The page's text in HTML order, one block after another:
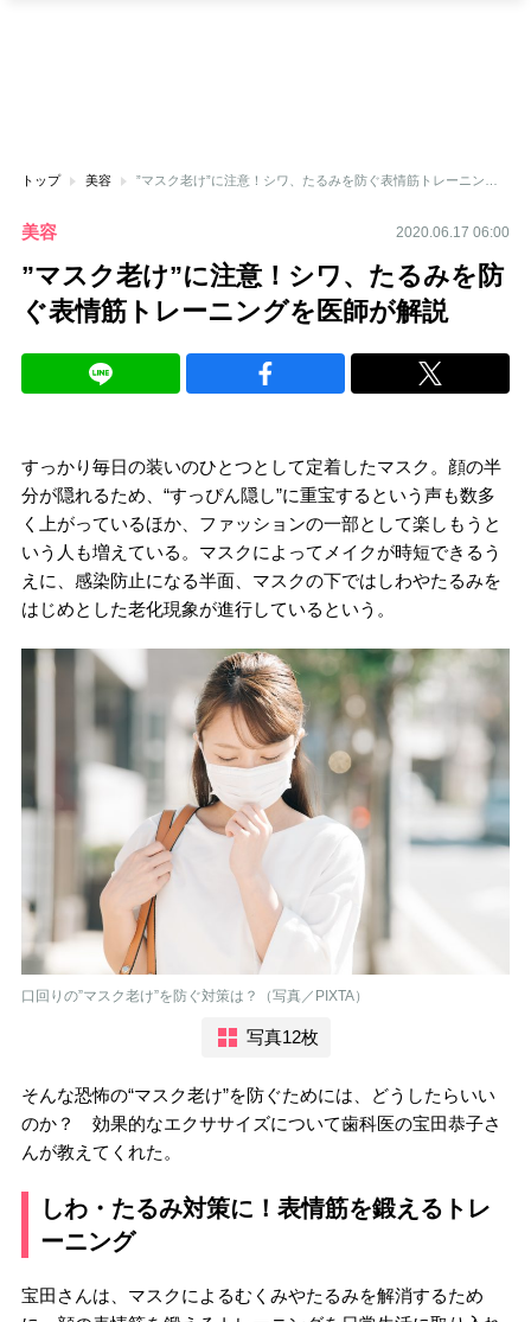
トップ 美容
美容 2020.06.17 06:00
”マスク老け”に注意！シワ、たるみを防
ぐ表情筋トレーニングを医師が解説
すっかり毎日の装いのひとつとして定着したマスク。顔の半
分が隠れるため、“すっぴん隠し”に重宝するという声も数多
く上がっているほか、ファッションの一部として楽しもうと
いう人も増えている。マスクによってメイクが時短できるう
えに、感染防止になる半面、マスクの下ではしわやたるみを
はじめとした老化現象が進行しているという。
口回りの”マスク老け”を防ぐ対策は？（写真／PIXTA）
写真12枚
そんな恐怖の“マスク老け”を防ぐためには、どうしたらいい
のか？ 効果的なエクササイズについて歯科医の宝田恭子さ
んが教えてくれた。
しわ・たるみ対策に！表情筋を鍛えるトレ
ーニング
宝田さんは、マスクによるむくみやたるみを解消するため